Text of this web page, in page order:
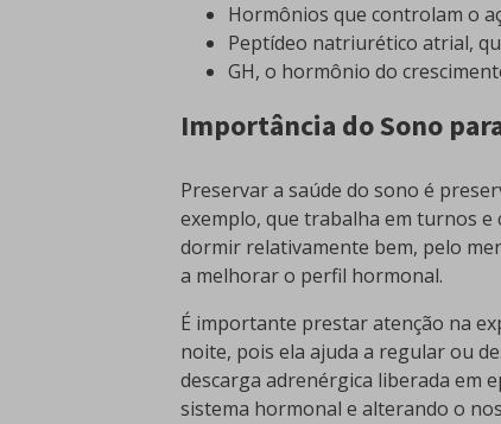
Hormônios que controlam o
Peptídeo natriurético atrial,
GH, o hormônio do
Importância do Sono
Preservar a saúde do sono é
exemplo, que trabalha em turnos e
dormir relativamente bem, pelo
a melhorar o perfil hormonal.
É importante prestar atenção na
noite, pois ela ajuda a regular ou
descarga adrenérgica liberada em
sistema hormonal e alterando o